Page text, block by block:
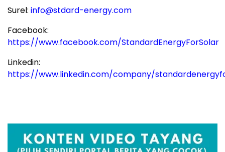
Surel: info@stdard-energy.com
Facebook:
https://www.facebook.com/StandardEnergyForSolar
Linkedin:
https://www.linkedin.com/company/